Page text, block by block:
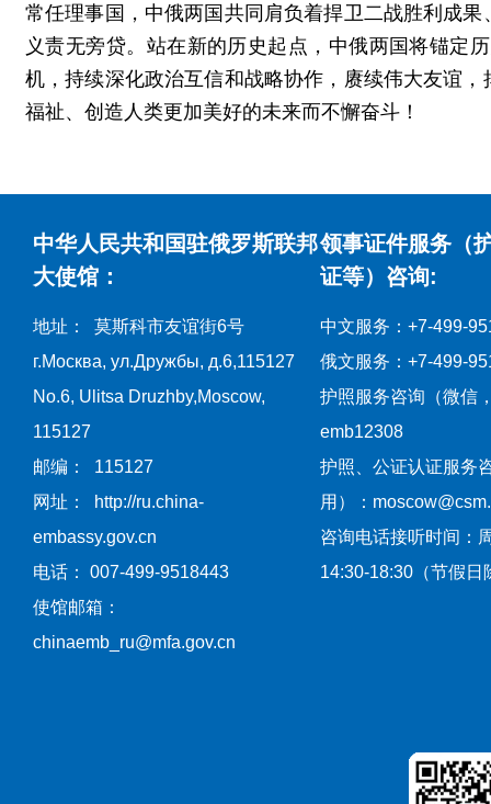
常任理事国，中俄两国共同肩负着捍卫二战胜利成
义责无旁贷。站在新的历史起点，中俄两国将锚定
机，持续深化政治互信和战略协作，赓续伟大友谊
福祉、创造人类更加美好的未来而不懈奋斗！
中华人民共和国驻俄罗斯联邦
大使馆：
地址： 莫斯科市友谊街6号
г.Москва, ул.Дружбы, д.6,115127
No.6, Ulitsa Druzhby,Moscow,
115127
邮编： 115127
网址： http://ru.china-
embassy.gov.cn
电话： 007-499-9518443
使馆邮箱：
chinaemb_ru@mfa.gov.cn
领事证件服务（
证等）咨询:
中文服务：+7-499-
俄文服务：+7-499-
护照服务咨询（微信
emb12308
护照、公证认证服务
用）：
咨询电话接听时间：
14:30-18:30（节假日